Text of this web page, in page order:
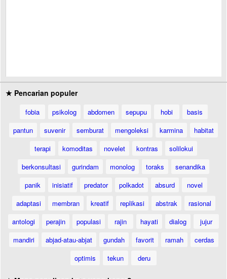
★ Pencarian populer
fobia psikolog abdomen sepupu hobi
basis
pantun
suvenir semburat mengoleksi karmina
habitat
terapi
komoditas novelet kontras
solilokui
berkonsultasi
gurindam monolog toraks
senandika
panik
inisiatif predator polkadot absurd
novel
adaptasi
membran kreatif replikasi abstrak
rasional
antologi
perajin populasi rajin hayati dialog
jujur
mandiri
abjad-atau-abjat gundah favorit ramah
cerdas
optimis
tekun deru